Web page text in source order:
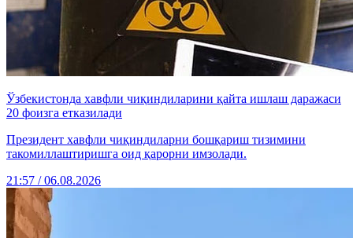
Ўзбекистонда хавфли чиқиндиларини қайта ишлаш даражаси
20 фоизга етказилади
Президент хавфли чиқиндиларни бошқариш тизимини
такомиллаштиришга оид қарорни имзолади.
21:57 / 06.08.2026